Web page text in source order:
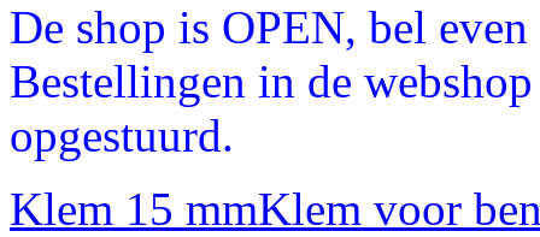
De shop is OPEN, bel
Bestellingen in de
opgestuurd.
Klem 15 mmKlem voor